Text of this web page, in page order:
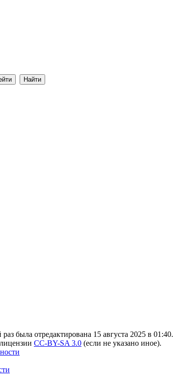
была отредактирована 15 августа 2025 в 01:40.
CC-BY-SA 3.0 (если не указано иное).